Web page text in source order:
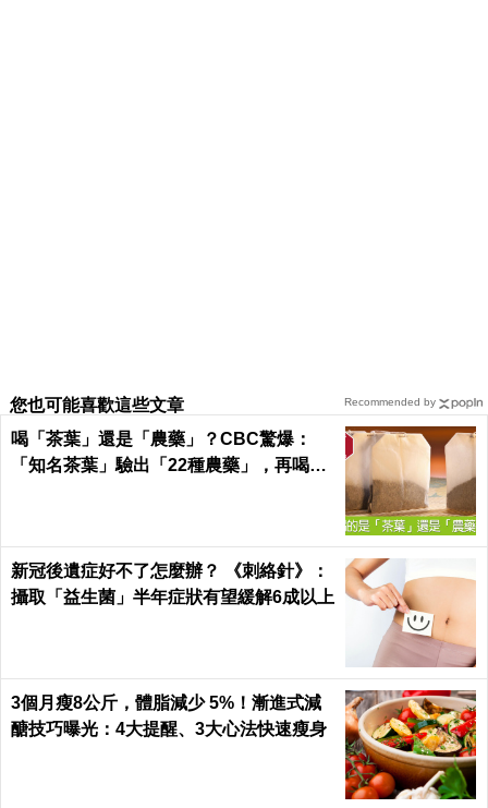
您也可能喜歡這些文章
喝「茶葉」還是「農藥」？CBC驚爆：
「知名茶葉」驗出「22種農藥」，再喝癌
新冠後遺症好不了怎麼辦？ 《刺絡針》：
攝取「益生菌」半年症狀有望緩解6成以上
3個月瘦8公斤，體脂減少 5%！漸進式減
醣技巧曝光：4大提醒、3大心法快速瘦身
Recommended by